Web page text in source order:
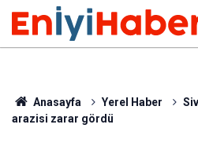
Anasayfa Yerel Haber
arazisi zarar gördü